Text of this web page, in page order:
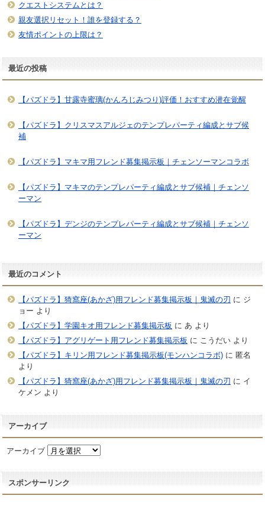
クエストシステムとは？
親友選択リセット！誰を登録する？
友情ポイントの上限は？
最近の投稿
【パズドラ】甘露寺蜜璃(かんろじみつり)評価！おすすめ潜在覚醒
【パズドラ】クリスマスアルジェのテンプレパーティ編成とサブ候
補
【パズドラ】マキマ用フレンド募集掲示板｜チェンソーマンコラボ
【パズドラ】マキマのテンプレパーティ編成とサブ候補｜チェンソ
ーマン
【パズドラ】デンジのテンプレパーティ編成とサブ候補｜チェンソ
ーマン
最近のコメント
【パズドラ】猗窩座(あかざ)用フレンド募集掲示板｜鬼滅の刃 に ジ
ョー より
【パズドラ】学園キオ用フレンド募集掲示板 に あ より
【パズドラ】アグリゲート用フレンド募集掲示板 に こうだいより
【パズドラ】キリン用フレンド募集掲示板(モンハンコラボ)に 匿名
より
【パズドラ】猗窩座(あかざ)用フレンド募集掲示板｜鬼滅の刃 に イ
ケメン より
アーカイブ
アーカイブ
スポンサーリンク